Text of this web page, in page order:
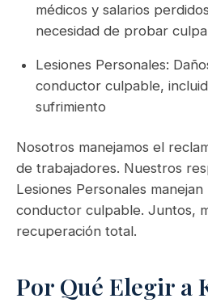
médicos y salarios
necesidad de probar culpa
Lesiones Personales:
conductor culpable,
sufrimiento
Nosotros manejamos el
de trabajadores. Nuestros
Lesiones Personales
conductor culpable. Juntos,
recuperación total.
Por Qué Elegir a